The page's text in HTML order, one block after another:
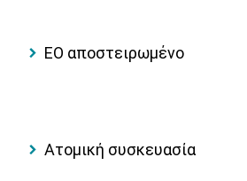
ΕΟ αποστειρωμένο
Ατομική συσκευασία